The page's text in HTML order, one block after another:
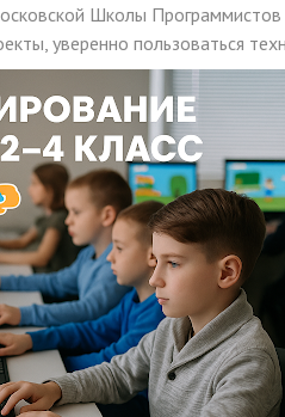
Школы Программистов
уверенно пользоваться